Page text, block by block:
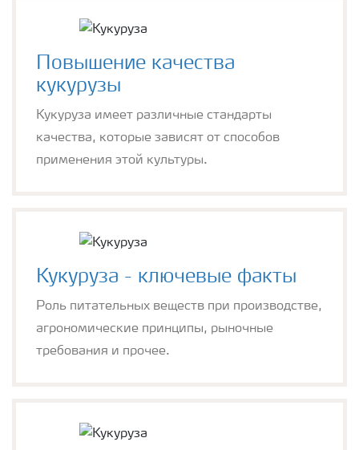
Повышение качества
кукурузы
Кукуруза имеет различные стандарты
качества, которые зависят от способов
применения этой культуры.
Кукуруза - ключевые факты
Роль питательных веществ при производстве,
агрономические принципы, рыночные
требования и прочее.